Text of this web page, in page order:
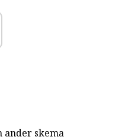
ander skema